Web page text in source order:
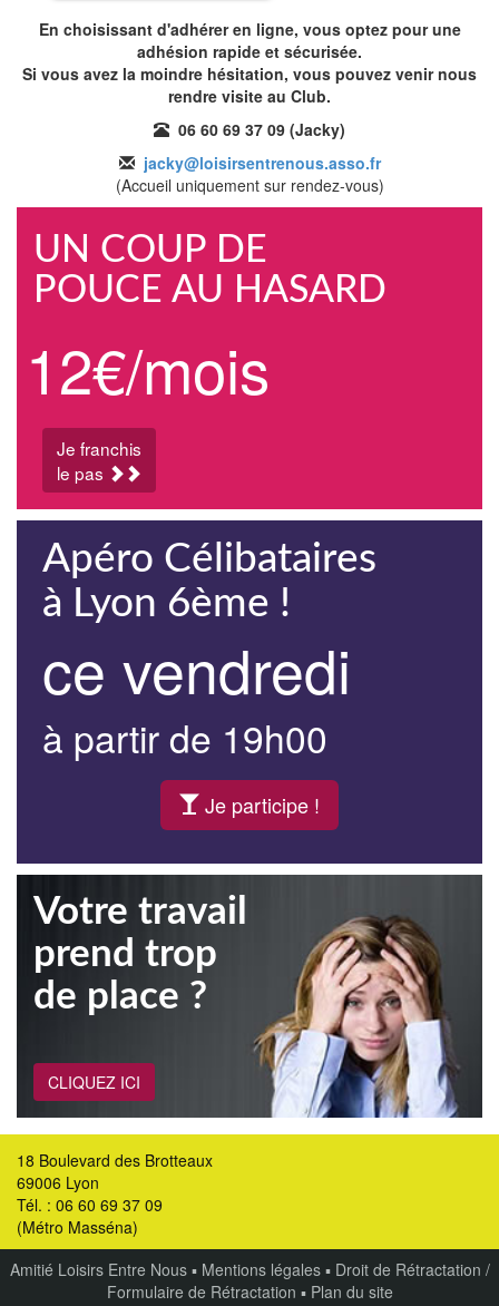
En choisissant d'adhérer en ligne, vous optez pour une
adhésion rapide et sécurisée.
Si vous avez la moindre hésitation, vous pouvez venir nous
rendre visite au Club.
06 60 69 37 09 (Jacky)
jacky@loisirsentrenous.asso.fr
(Accueil uniquement sur rendez-vous)
UN COUP DE
POUCE AU HASARD
12€/mois
Je franchis
le pas
Apéro Célibataires
à Lyon 6ème !
ce vendredi
à partir de 19h00
Je participe !
Votre travail
prend trop
de place ?
CLIQUEZ ICI
18 Boulevard des Brotteaux
69006 Lyon
Tél. : 06 60 69 37 09
(Métro Masséna)
Amitié Loisirs Entre Nous▪ Mentions légales▪ Droit de Rétractation /
Formulaire de Rétractation ▪ Plan du site